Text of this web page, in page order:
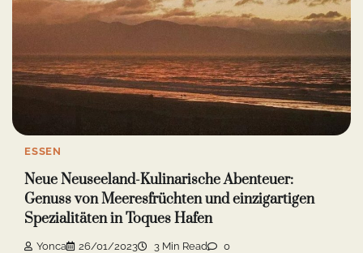
ESSEN
Neue Neuseeland-Kulinarische Abenteuer:
Genuss von Meeresfrüchten und einzigartigen
Spezialitäten in Toques Hafen
Yonca 26/01/2023 3 Min Read 0